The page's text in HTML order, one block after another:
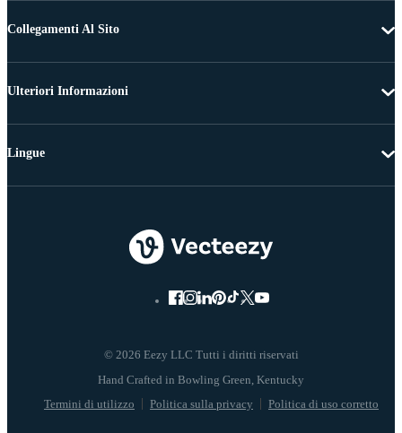
Collegamenti Al Sito
Ulteriori Informazioni
© 2026 Eezy LLC Tutti i diritti riservati
Termini di utilizzo Politica sulla privacy Politica di uso corretto
Lingue